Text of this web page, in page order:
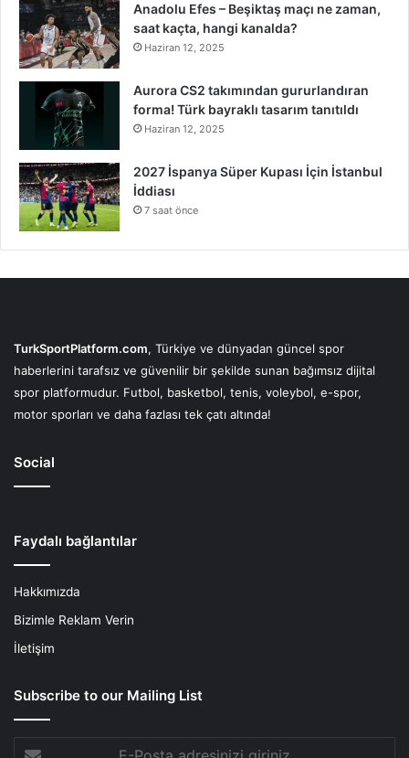
Anadolu Efes – Beşiktaş maçı ne zaman,
saat kaçta, hangi kanalda?
Haziran 12, 2025
Aurora CS2 takımından gururlandıran
forma! Türk bayraklı tasarım tanıtıldı
Haziran 12, 2025
2027 İspanya Süper Kupası İçin İstanbul
İddiası
7 saat önce
TurkSportPlatform.com, Türkiye ve dünyadan güncel spor
haberlerini tarafsız ve güvenilir bir şekilde sunan bağımsız dijital
spor platformudur. Futbol, basketbol, tenis, voleybol, e-spor,
motor sporları ve daha fazlası tek çatı altında!
Social
Faydalı bağlantılar
Hakkımızda
Bizimle Reklam Verin
İletişim
Subscribe to our Mailing List